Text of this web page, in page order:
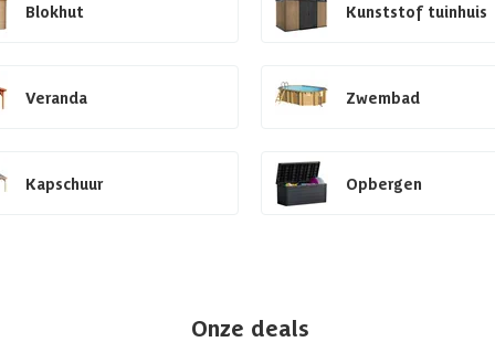
Blokhut Kunststof tuinhuis
Veranda Zwembad
Kapschuur Opbergen
Onze deals